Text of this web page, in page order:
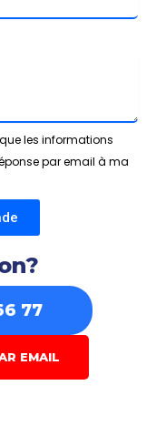
les informations
par email à ma
77
EMAIL